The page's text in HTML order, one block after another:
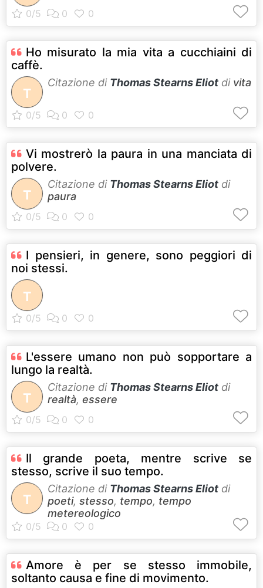
Ho misurato la mia vita a cucchiaini di
caffè.
T
Citazione di Thomas Stearns Eliot di vita
Vi mostrerò la paura in una manciata di
polvere.
T
Citazione di Thomas Stearns Eliot di
paura
I pensieri, in genere, sono peggiori di
noi stessi.
T
L'essere umano non può sopportare a
lungo la realtà.
T
Citazione di Thomas Stearns Eliot di
realtà, essere
Il grande poeta, mentre scrive se
stesso, scrive il suo tempo.
T
Citazione di Thomas Stearns Eliot di
poeti, stesso, tempo, tempo
metereologico
Amore è per se stesso immobile,
soltanto causa e fine di movimento.